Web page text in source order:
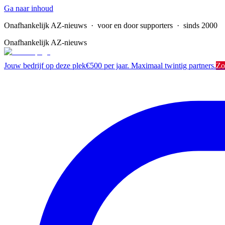
Ga naar inhoud
Onafhankelijk AZ-nieuws · voor en door supporters · sinds 2000
Onafhankelijk AZ-nieuws
Jouw bedrijf op deze plek€500 per jaar. Maximaal twintig partners.